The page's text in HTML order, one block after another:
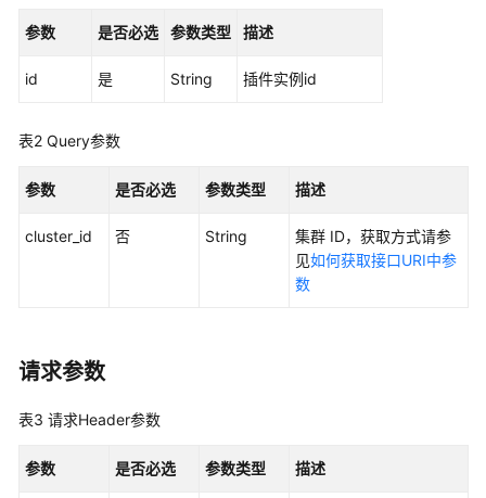
参
前
API
何
用
参数 是否必选 参数类型 描述
id 是 String 插件实例id
表2 Query参数
参数 是否必选 参数类型 描述
cluster_id 否 String
集群 ID，获取方式请参
见如何获取接口URI中参
数
请求参数
表3 请求Header参数
参数 是否必选 参数类型 描述